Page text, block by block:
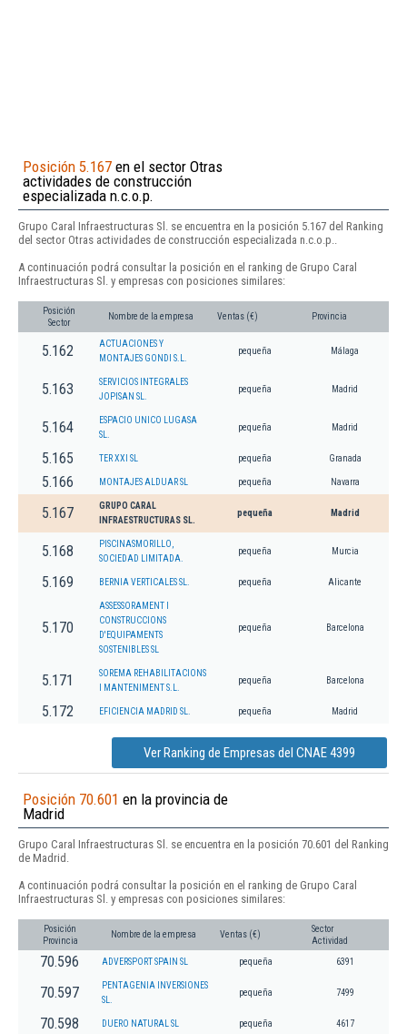
Posición 5.167 en el sector Otras
actividades de construcción
especializada n.c.o.p.
Grupo Caral Infraestructuras Sl. se encuentra en la posición 5.167 del Ranking
del sector Otras actividades de construcción especializada n.c.o.p..
A continuación podrá consultar la posición en el ranking de Grupo Caral
Infraestructuras Sl. y empresas con posiciones similares:
Posición
Sector
Nombre de la empresa Ventas (€) Provincia
5.162
ACTUACIONES Y
MONTAJES GONDI S.L.
pequeña Málaga
5.163
SERVICIOS INTEGRALES
JOPISAN SL.
pequeña Madrid
5.164
ESPACIO UNICO LUGASA
SL.
pequeña Madrid
5.165 TER XXI SL pequeña Granada
5.166 MONTAJES ALDUAR SL pequeña Navarra
5.167
GRUPO CARAL
INFRAESTRUCTURAS SL.
pequeña Madrid
5.168
PISCINASMORILLO,
SOCIEDAD LIMITADA.
pequeña Murcia
5.169 BERNIA VERTICALES SL. pequeña Alicante
5.170
ASSESSORAMENT I
CONSTRUCCIONS
D'EQUIPAMENTS
SOSTENIBLES SL
pequeña Barcelona
5.171
SOREMA REHABILITACIONS
I MANTENIMENT S.L.
pequeña Barcelona
5.172 EFICIENCIA MADRID SL. pequeña Madrid
Ver Ranking de Empresas del CNAE 4399
Posición 70.601 en la provincia de
Madrid
Grupo Caral Infraestructuras Sl. se encuentra en la posición 70.601 del Ranking
de Madrid.
A continuación podrá consultar la posición en el ranking de Grupo Caral
Infraestructuras Sl. y empresas con posiciones similares:
Posición
Provincia
Nombre de la empresa Ventas (€)
Sector
Actividad
70.596 ADVERSPORT SPAIN SL pequeña 6391
70.597
PENTAGENIA INVERSIONES
SL.
pequeña 7499
70.598 DUERO NATURAL SL pequeña 4617